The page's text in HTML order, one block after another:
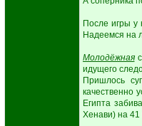
После игры у
Надеемся на
Молодёжная
идущего
Пришлось
качественно
Египта
Хенави) на 41